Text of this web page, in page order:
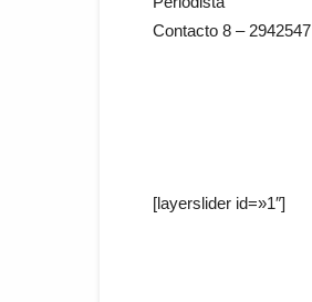
Contacto 8 – 2942547
[layerslider id=»1″]